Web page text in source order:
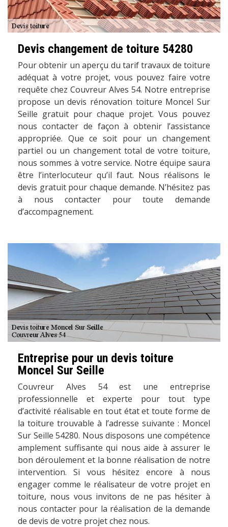
Devis changement de toiture 54280
Pour obtenir un aperçu du tarif travaux de toiture
adéquat à votre projet, vous pouvez faire votre
requête chez Couvreur Alves 54. Notre entreprise
propose un devis rénovation toiture Moncel Sur
Seille gratuit pour chaque projet. Vous pouvez
nous contacter de façon à obtenir l’assistance
appropriée. Que ce soit pour un changement
partiel ou un changement total de votre toiture,
nous sommes à votre service. Notre équipe saura
être l’interlocuteur qu’il faut. Nous réalisons le
devis gratuit pour chaque demande. N’hésitez pas
à nous contacter pour toute demande
d’accompagnement.
Entreprise pour un devis toiture
Moncel Sur Seille
Couvreur Alves 54 est une entreprise
professionnelle et experte pour tout type
d’activité réalisable en tout état et toute forme de
la toiture trouvable à l’adresse suivante : Moncel
Sur Seille 54280. Nous disposons une compétence
amplement suffisante qui nous aide à assurer le
bon déroulement et la bonne réalisation de notre
intervention. Si vous hésitez encore à nous
engager comme le réalisateur de votre projet en
toiture, nous vous invitons de ne pas hésiter à
nous contacter pour la réalisation de la demande
de devis de votre projet chez nous.